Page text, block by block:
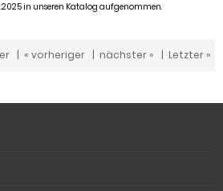
in unseren Katalog aufgenommen.
| « vorheriger | nächster » | Letzter »